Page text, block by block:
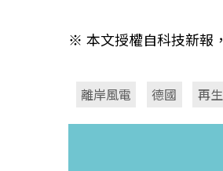
※ 本文授權自科技新報，
離岸風電 德國 再